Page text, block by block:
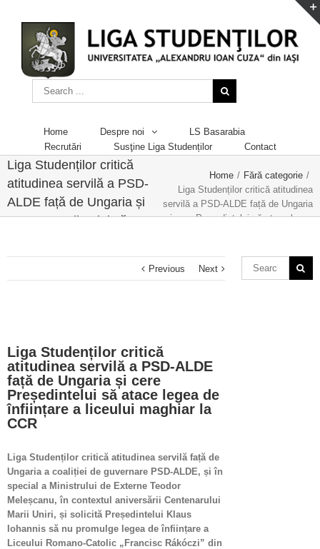
Home Despre noi
LS Basarabia
Recrutări
Susţine Liga Studenților Contact
Liga Studenților critică
atitudinea servilă a PSD-
ALDE față de Ungaria și
cere Președintelui să
liceului maghiar la CCR
Home / Fără categorie /
Liga Studenților critică atitudinea
servilă a PSD-ALDE față de Ungaria
și cere Președintelui să atace legea
Previous Next
Image
Liga Studenților critică
atitudinea servilă a PSD-ALDE
față de Ungaria și cere
Președintelui să atace legea de
înființare a liceului maghiar la
CCR
Liga Studenților critică atitudinea servilă față de
Ungaria a coaliției de guvernare PSD-ALDE, și în
special a Ministrului de Externe Teodor
Meleșcanu, în contextul aniversării Centenarului
Marii Uniri, și solicită Președintelui Klaus
Iohannis să nu promulge legea de înființare a
Liceului Romano-Catolic „Francisc Rákóczi” din